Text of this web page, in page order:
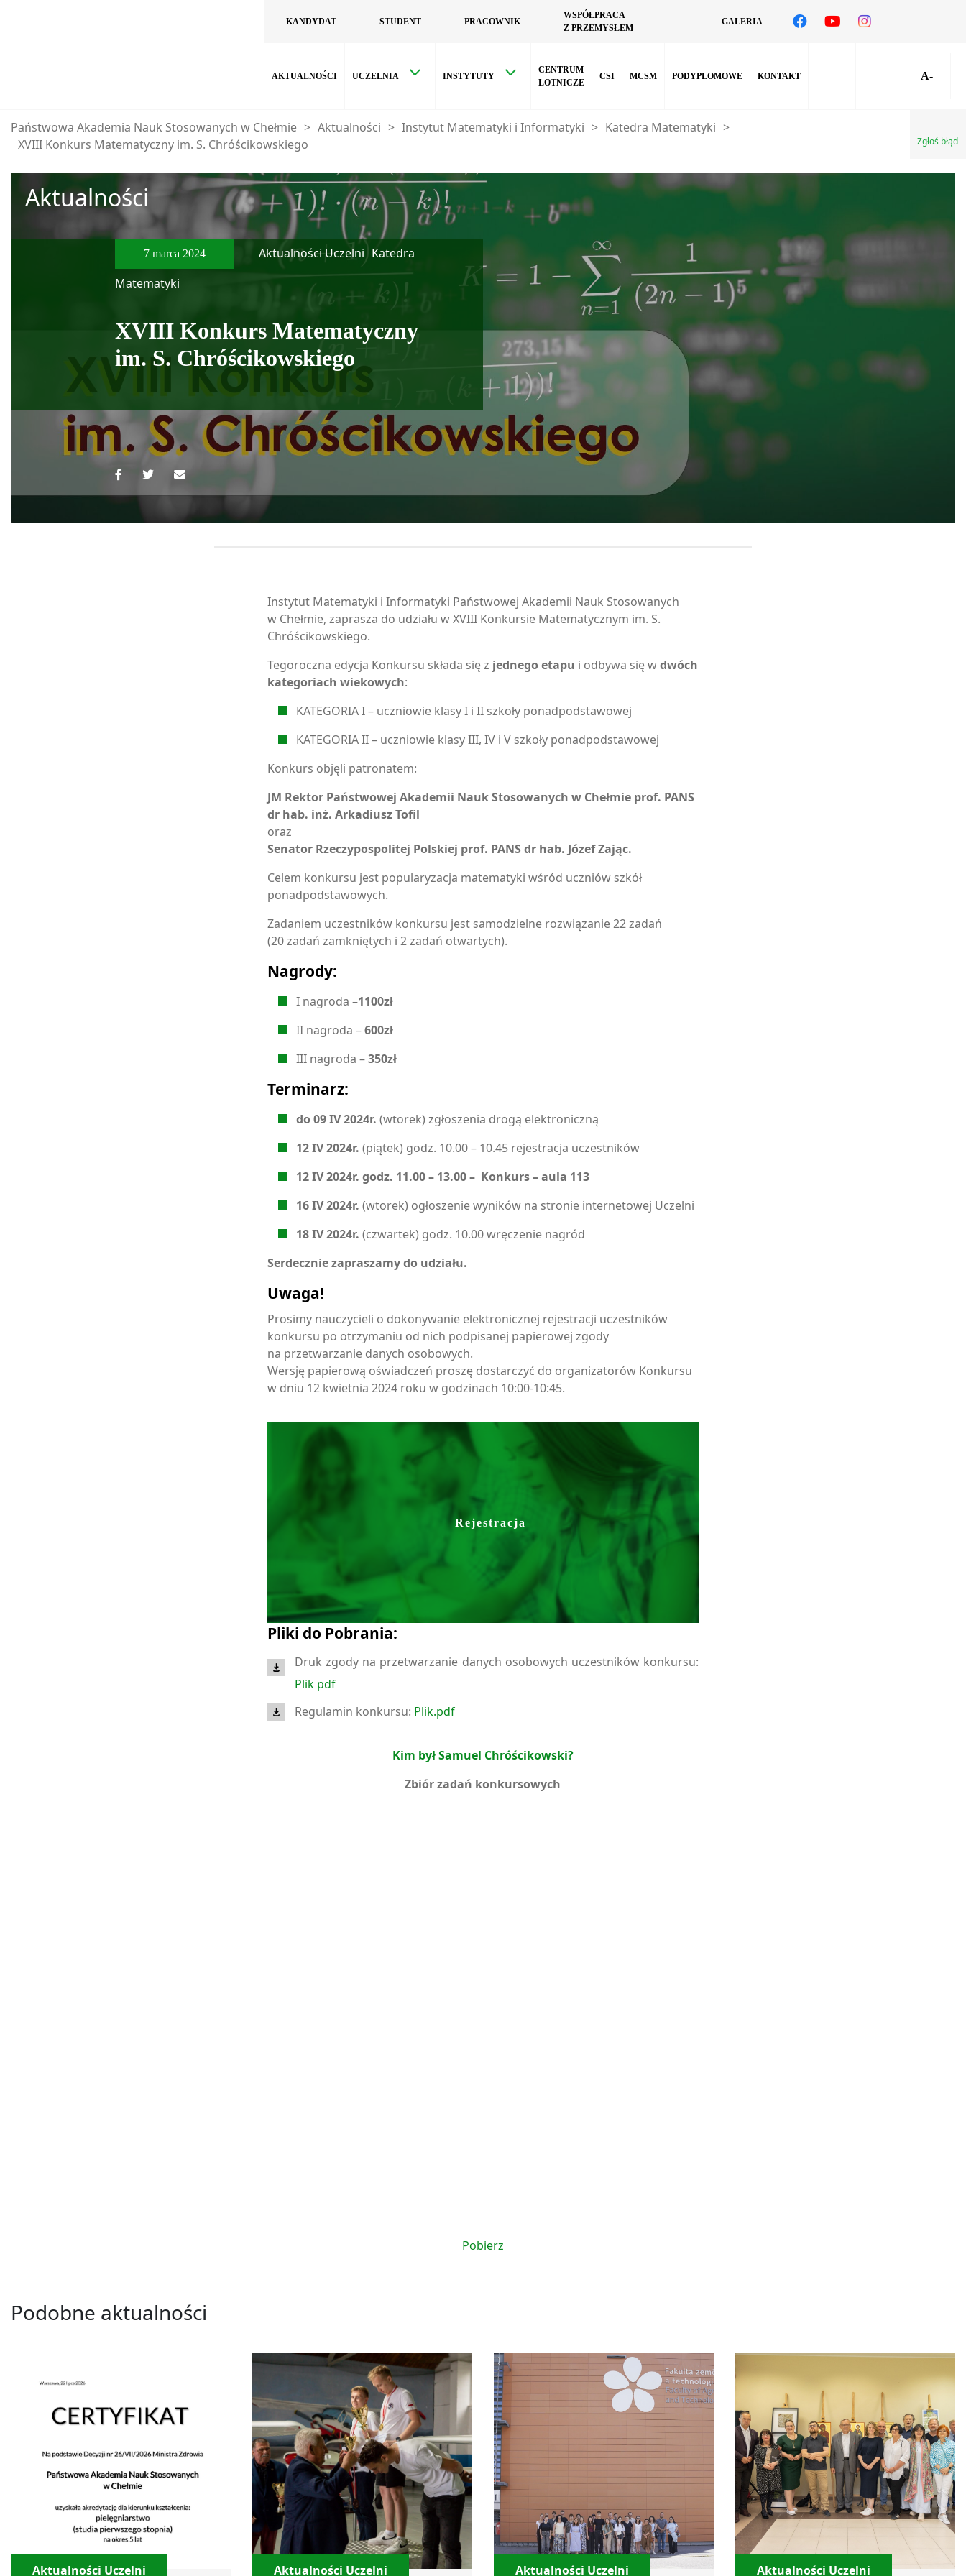
KANDYDAT STUDENT PRACOWNIK
WSPÓŁPRACA
Z PRZEMYSŁEM
GALERIA
AKTUALNOŚCI UCZELNIA INSTYTUTY
CENTRUM
LOTNICZE
CSI MCSM PODYPLOMOWE KONTAKT A-
Zgłoś błąd
Państwowa Akademia Nauk Stosowanych w Chełmie > Aktualności > Instytut Matematyki i Informatyki > Katedra Matematyki >
XVIII Konkurs Matematyczny im. S. Chróścikowskiego
Aktualności
7 marca 2024 Aktualności Uczelni Katedra
Matematyki
XVIII Konkurs Matematyczny
im. S. Chróścikowskiego
Instytut Matematyki i Informatyki Państwowej Akademii Nauk Stosowanych
w Chełmie, zaprasza do udziału w XVIII Konkursie Matematycznym im. S.
Chróścikowskiego.
Tegoroczna edycja Konkursu składa się z jednego etapu i odbywa się wdwóch
kategoriach wiekowych:
KATEGORIA I – uczniowie klasy I i II szkoły ponadpodstawowej
KATEGORIA II – uczniowie klasy III, IV i V szkoły ponadpodstawowej
Konkurs objęli patronatem:
JM Rektor Państwowej Akademii Nauk Stosowanych w Chełmie prof. PANS
dr hab. inż. Arkadiusz Tofil
oraz
Senator Rzeczypospolitej Polskiej prof. PANS dr hab. Józef Zając.
Celem konkursu jest popularyzacja matematyki wśród uczniów szkół
ponadpodstawowych.
Zadaniem uczestników konkursu jest samodzielne rozwiązanie 22 zadań
(20 zadań zamkniętych i 2 zadań otwartych).
Nagrody:
I nagroda –1100zł
II nagroda –600zł
III nagroda –350zł
Terminarz:
do 09 IV 2024r. (wtorek) zgłoszenia drogą elektroniczną
12 IV 2024r. (piątek) godz. 10.00 – 10.45 rejestracja uczestników
12 IV 2024r. godz. 11.00 – 13.00 – Konkurs – aula 113
16 IV 2024r. (wtorek) ogłoszenie wyników na stronie internetowej Uczelni
18 IV 2024r. (czwartek) godz. 10.00 wręczenie nagród
Serdecznie zapraszamy do udziału.
Uwaga!
Prosimy nauczycieli o dokonywanie elektronicznej rejestracji uczestników
konkursu po otrzymaniu od nich podpisanej papierowej zgody
na przetwarzanie danych osobowych.
Wersję papierową oświadczeń proszę dostarczyć do organizatorów Konkursu
w dniu 12 kwietnia 2024 roku w godzinach 10:00-10:45.
Rejestracja
Pliki do Pobrania:
Druk zgody na przetwarzanie danych osobowych uczestników konkursu:
Plik pdf
Regulamin konkursu: Plik.pdf
Kim był Samuel Chróścikowski?
Zbiór zadań konkursowych
Pobierz
Podobne aktualności
Aktualności Uczelni Aktualności Uczelni Aktualności Uczelni Aktualności Uczelni